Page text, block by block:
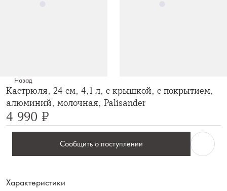
Назад
Кастрюля, 24 см, 4,1 л, с крышкой, с покрытием,
алюминий, молочная, Palisander
4 990 ₽
Сообщить о поступлении
Характеристики